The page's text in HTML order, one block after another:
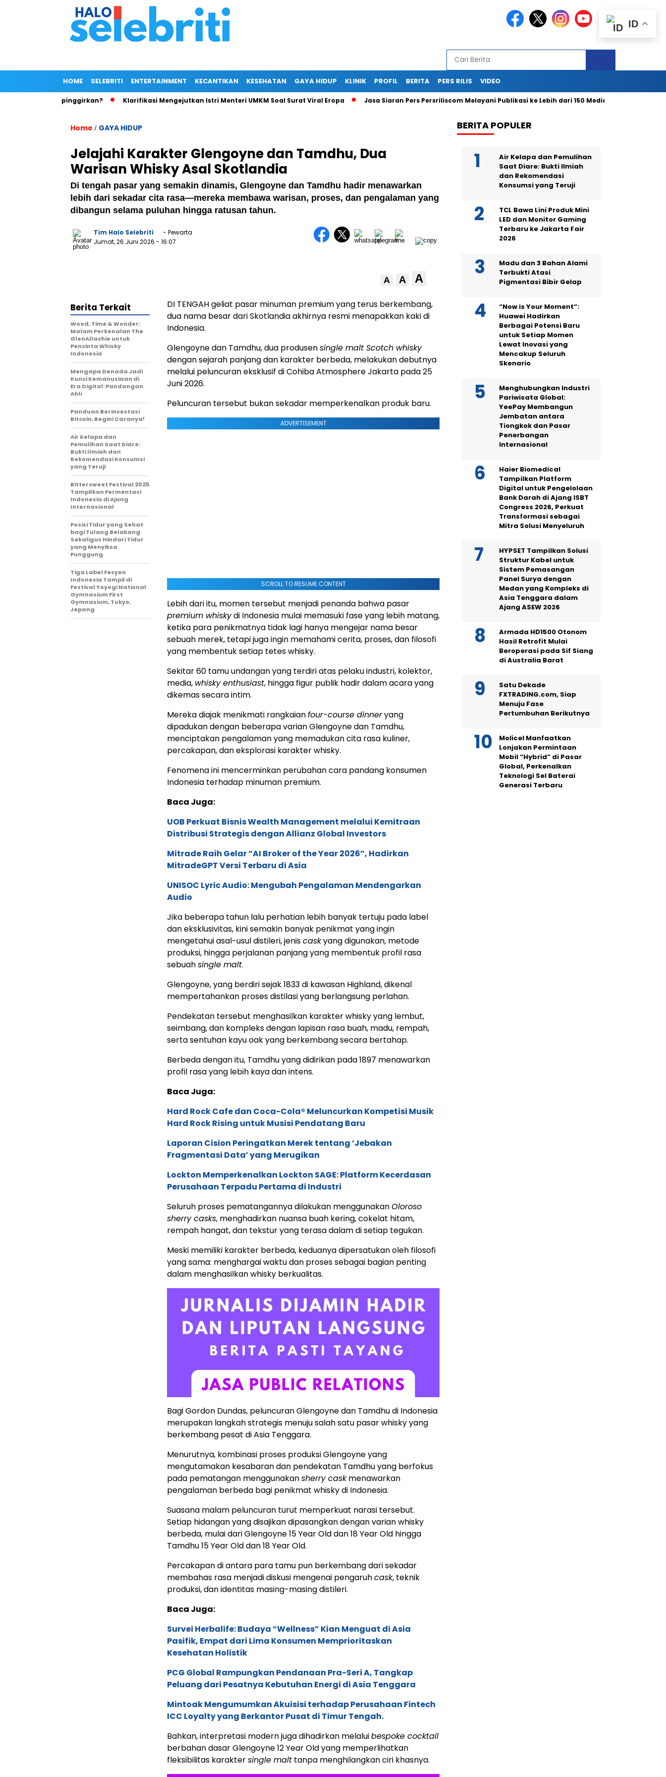
HOME SELEBRITI ENTERTAINMENT KECANTIKAN KESEHATAN GAYA HIDUP KLINIK PROFIL BERITA PERS RILIS VIDEO
NOAH Terpinggirkan? Klarifikasi Mengejutkan Istri Menteri UMKM Soal Surat Viral Eropa Jasa Siaran Pers Persriliscom Melayani Publikasi ke Lebih dari 150 Media Online Berbagai
Home / GAYA HIDUP
Jelajahi Karakter Glengoyne dan Tamdhu, Dua
Warisan Whisky Asal Skotlandia
Di tengah pasar yang semakin dinamis, Glengoyne dan Tamdhu hadir menawarkan
lebih dari sekadar cita rasa—mereka membawa warisan, proses, dan pengalaman yang
dibangun selama puluhan hingga ratusan tahun.
Tim Halo Selebriti
- Pewarta
Jumat, 26 Juni 2026 - 16:07
A A A
DI TENGAH geliat pasar minuman premium yang terus berkembang,
dua nama besar dari Skotlandia akhirnya resmi menapakkan kaki di
Indonesia.
Glengoyne dan Tamdhu, dua produsensingle malt Scotch whisky
dengan sejarah panjang dan karakter berbeda, melakukan debutnya
melalui peluncuran eksklusif di Cohiba Atmosphere Jakarta pada 25
Juni 2026.
Peluncuran tersebut bukan sekadar memperkenalkan produk baru.
ADVERTISEMENT
SCROLL TO RESUME CONTENT
Lebih dari itu, momen tersebut menjadi penanda bahwa pasar
premium whiskydi Indonesia mulai memasuki fase yang lebih matang,
ketika para penikmatnya tidak lagi hanya mengejar nama besar
sebuah merek, tetapi juga ingin memahami cerita, proses, dan filosofi
yang membentuk setiap tetes whisky.
Sekitar 60 tamu undangan yang terdiri atas pelaku industri, kolektor,
media, whisky enthusiast, hingga figur publik hadir dalam acara yang
dikemas secara intim.
Mereka diajak menikmati rangkaianfour-course dinneryang
dipadukan dengan beberapa varian Glengoyne dan Tamdhu,
menciptakan pengalaman yang memadukan cita rasa kuliner,
percakapan, dan eksplorasi karakter whisky.
Fenomena ini mencerminkan perubahan cara pandang konsumen
Indonesia terhadap minuman premium.
Baca Juga:
UOB Perkuat Bisnis Wealth Management melalui Kemitraan
Distribusi Strategis dengan Allianz Global Investors
Mitrade Raih Gelar “AI Broker of the Year 2026”, Hadirkan
MitradeGPT Versi Terbaru di Asia
UNISOC Lyric Audio: Mengubah Pengalaman Mendengarkan
Audio
Jika beberapa tahun lalu perhatian lebih banyak tertuju pada label
dan eksklusivitas, kini semakin banyak penikmat yang ingin
mengetahui asal-usul distileri, jeniscaskyang digunakan, metode
produksi, hingga perjalanan panjang yang membentuk profil rasa
sebuahsingle malt.
Glengoyne, yang berdiri sejak 1833 di kawasan Highland, dikenal
mempertahankan proses distilasi yang berlangsung perlahan.
Pendekatan tersebut menghasilkan karakter whisky yang lembut,
seimbang, dan kompleks dengan lapisan rasa buah, madu, rempah,
serta sentuhan kayu oak yang berkembang secara bertahap.
Berbeda dengan itu, Tamdhu yang didirikan pada 1897 menawarkan
profil rasa yang lebih kaya dan intens.
Baca Juga:
Hard Rock Cafe dan Coca-Cola® Meluncurkan Kompetisi Musik
Hard Rock Rising untuk Musisi Pendatang Baru
Laporan Cision Peringatkan Merek tentang ‘Jebakan
Fragmentasi Data’ yang Merugikan
Lockton Memperkenalkan Lockton SAGE: Platform Kecerdasan
Perusahaan Terpadu Pertama di Industri
Seluruh proses pematangannya dilakukan menggunakanOloroso
sherry casks, menghadirkan nuansa buah kering, cokelat hitam,
rempah hangat, dan tekstur yang terasa dalam di setiap tegukan.
Meski memiliki karakter berbeda, keduanya dipersatukan oleh filosofi
yang sama: menghargai waktu dan proses sebagai bagian penting
dalam menghasilkan whisky berkualitas.
Bagi Gordon Dundas, peluncuran Glengoyne dan Tamdhu di Indonesia
merupakan langkah strategis menuju salah satu pasar whisky yang
berkembang pesat di Asia Tenggara.
Menurutnya, kombinasi proses produksi Glengoyne yang
mengutamakan kesabaran dan pendekatan Tamdhu yang berfokus
pada pematangan menggunakansherry caskmenawarkan
pengalaman berbeda bagi penikmat whisky di Indonesia.
Suasana malam peluncuran turut memperkuat narasi tersebut.
Setiap hidangan yang disajikan dipasangkan dengan varian whisky
berbeda, mulai dari Glengoyne 15 Year Old dan 18 Year Old hingga
Tamdhu 15 Year Old dan 18 Year Old.
Percakapan di antara para tamu pun berkembang dari sekadar
membahas rasa menjadi diskusi mengenai pengaruhcask, teknik
produksi, dan identitas masing-masing distileri.
Baca Juga:
Survei Herbalife: Budaya “Wellness” Kian Menguat di Asia
Pasifik, Empat dari Lima Konsumen Memprioritaskan
Kesehatan Holistik
PCG Global Rampungkan Pendanaan Pra-Seri A, Tangkap
Peluang dari Pesatnya Kebutuhan Energi di Asia Tenggara
Mintoak Mengumumkan Akuisisi terhadap Perusahaan Fintech
ICC Loyalty yang Berkantor Pusat di Timur Tengah.
Bahkan, interpretasi modern juga dihadirkan melaluibespoke cocktail
berbahan dasar Glengoyne 12 Year Old yang memperlihatkan
fleksibilitas karaktersingle malt tanpa menghilangkan ciri khasnya.
Berita Terkait
Wood, Time & Wonder:
Malam Perkenalan The
GlenAllachie untuk
Pencinta Whisky
Indonesia
Mengapa Denada Jadi
Kunci Kemanusiaan di
Era Digital: Pandangan
Ahli
Panduan Berinvestasi
Bitcoin, Begini Caranya!
Air Kelapa dan
Pemulihan Saat Diare:
Bukti Ilmiah dan
Rekomendasi Konsumsi
yang Teruji
Bittersweet Festival 2025
Tampilkan Fermentasi
Indonesia di Ajang
Internasional
Posisi Tidur yang Sehat
bagi Tulang Belakang
Sekaligus Hindari Tidur
yang Menyiksa
Punggung
Tiga Label Fesyen
Indonesia Tampil di
Festival Yoyogi National
Gymnasium First
Gymnasium, Tokyo,
Jepang
BERITA POPULER
Air Kelapa dan Pemulihan
Saat Diare: Bukti Ilmiah
dan Rekomendasi
Konsumsi yang Teruji
TCL Bawa Lini Produk Mini
LED dan Monitor Gaming
Terbaru ke Jakarta Fair
2026
Madu dan 3 Bahan Alami
Terbukti Atasi
Pigmentasi Bibir Gelap
“Now is Your Moment”:
Huawei Hadirkan
Berbagai Potensi Baru
untuk Setiap Momen
Lewat Inovasi yang
Mencakup Seluruh
Skenario
Menghubungkan Industri
Pariwisata Global:
YeePay Membangun
Jembatan antara
Tiongkok dan Pasar
Penerbangan
Internasional
Haier Biomedical
Tampilkan Platform
Digital untuk Pengelolaan
Bank Darah di Ajang ISBT
Congress 2026, Perkuat
Transformasi sebagai
Mitra Solusi Menyeluruh
HYPSET Tampilkan Solusi
Struktur Kabel untuk
Sistem Pemasangan
Panel Surya dengan
Medan yang Kompleks di
Asia Tenggara dalam
Ajang ASEW 2026
Armada HD1500 Otonom
Hasil Retrofit Mulai
Beroperasi pada Sif Siang
di Australia Barat
Satu Dekade
FXTRADING.com, Siap
Menuju Fase
Pertumbuhan Berikutnya
Molicel Manfaatkan
Lonjakan Permintaan
Mobil “Hybrid” di Pasar
Global, Perkenalkan
Teknologi Sel Baterai
Generasi Terbaru
ID